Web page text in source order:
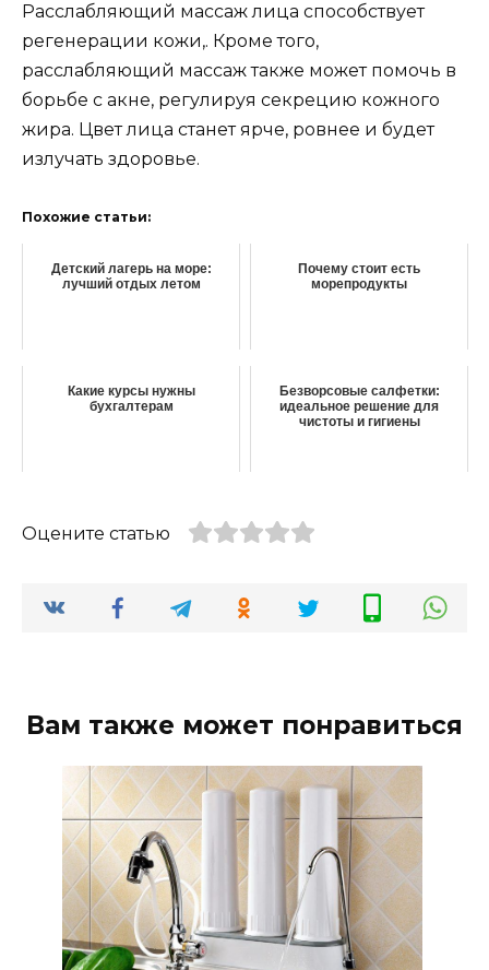
Расслабляющий массаж лица способствует
регенерации кожи,. Кроме того,
расслабляющий массаж также может помочь в
борьбе с акне, регулируя секрецию кожного
жира. Цвет лица станет ярче, ровнее и будет
излучать здоровье.
Похожие статьи:
Детский лагерь на море:
лучший отдых летом
Почему стоит есть
морепродукты
Какие курсы нужны
бухгалтерам
Безворсовые салфетки:
идеальное решение для
чистоты и гигиены
Оцените статью
Вам также может понравиться